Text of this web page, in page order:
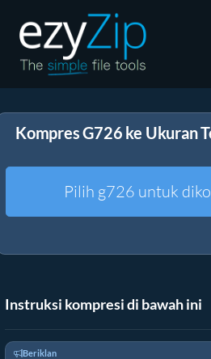
Ekstrak
Alat Lainnya
Kompres G726 ke Ukuran
Pilih g726 untuk
Instruksi kompresi di bawah ini
Beriklan